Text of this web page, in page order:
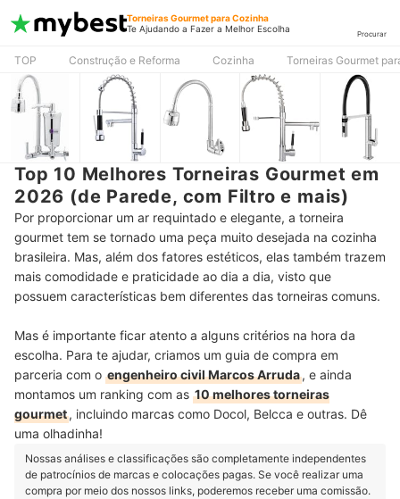
Torneiras Gourmet para Cozinha
Te Ajudando a Fazer a Melhor Escolha
Procurar
TOP Construção e Reforma Cozinha Torneiras Gourmet
Top 10 Melhores Torneiras Gourmet em
2026 (de Parede, com Filtro e mais)
Por proporcionar um ar requintado e elegante, a torneira
gourmet tem se tornado uma peça muito desejada na cozinha
brasileira. Mas, além dos fatores estéticos, elas também trazem
mais comodidade e praticidade ao dia a dia, visto que
possuem características bem diferentes das torneiras comuns.
Mas é importante ficar atento a alguns critérios na hora da
escolha. Para te ajudar, criamos um guia de compra em
parceria com o engenheiro civil Marcos Arruda, e ainda
montamos um ranking com as 10 melhores torneiras
gourmet, incluindo marcas como Docol, Belcca e outras. Dê
uma olhadinha!
Nossas análises e classificações são completamente independentes
de patrocínios de marcas e colocações pagas. Se você realizar uma
compra por meio dos nossos links, poderemos receber uma comissão.